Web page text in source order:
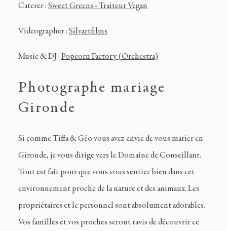
Caterer :Sweet Greens - Traiteur Vegan
Videographer : Silvartfilms
Music & DJ : Popcorn Factory (Orchestra)
Photographe mariage
Gironde
Si comme Tiffa & Géo vous avez envie de vous marier en
Gironde, je vous dirige vers le Domaine de Conseillant.
Tout est fait pour que vous vous sentiez bien dans cet
environnement proche de la nature et des animaux. Les
propriétaires et le personnel sont absolument adorables.
Vos familles et vos proches seront ravis de découvrir ce